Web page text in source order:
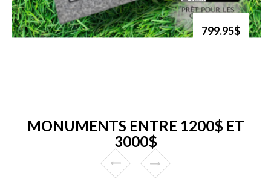
799.95$
MONUMENTS ENTRE 1200$ ET
3000$